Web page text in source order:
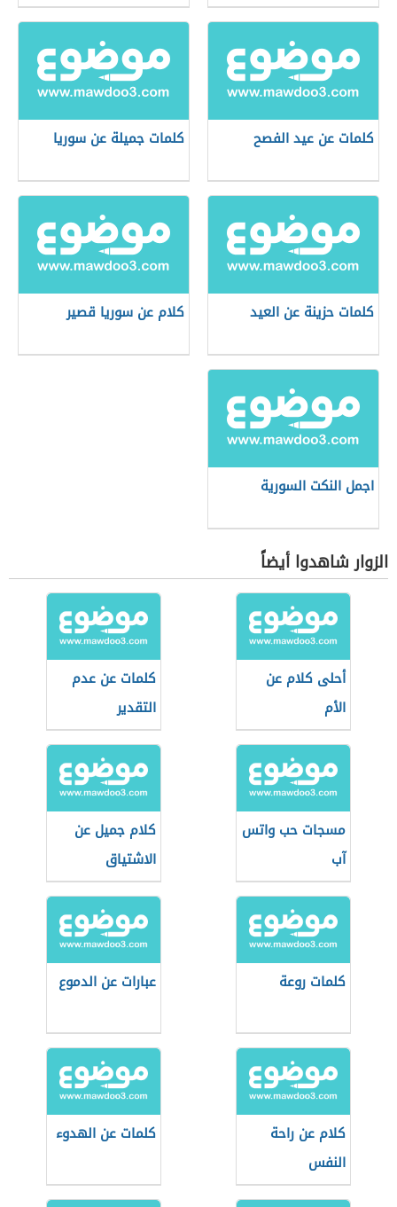
كلمات عن عيد الفصح كلمات جميلة عن سوريا
كلمات حزينة عن العيد كلام عن سوريا قصير
اجمل النكت السورية
الزوار شاهدوا أيضاً
أحلى كلام عن
الأم
كلمات عن عدم
التقدير
مسجات حب واتس
آب
كلام جميل عن
الاشتياق
كلمات روعة عبارات عن الدموع
كلام عن راحة
النفس
كلمات عن الهدوء